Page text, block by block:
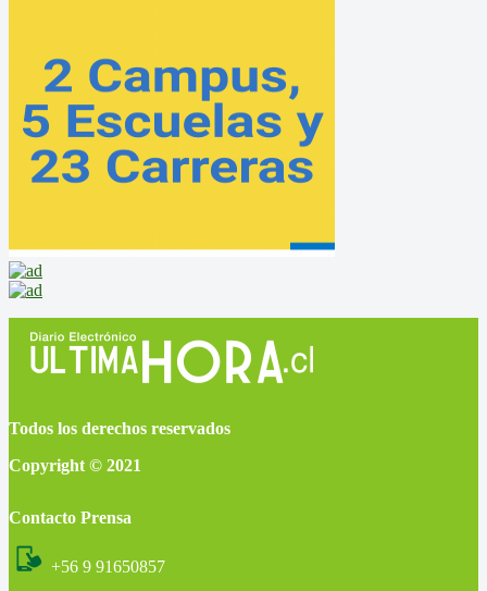
Todos los derechos reservados
Copyright © 2021
Contacto Prensa
+56 9 91650857